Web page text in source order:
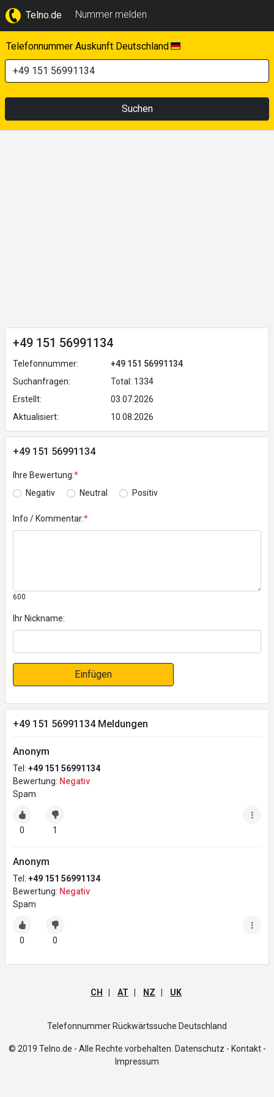
Telno.de Nummer melden
Telefonnummer Auskunft Deutschland
Suchen
+49 151 56991134
Telefonnummer:
+49 151 56991134
Suchanfragen:
Total: 1334
Erstellt:
03.07.2026
Aktualisiert:
10.08.2026
+49 151 56991134
Ihre Bewertung:*
Negativ
Neutral Positiv
Info / Kommentar:*
600
Ihr Nickname:
Einfügen
+49 151 56991134 Meldungen
Anonym
Tel: +49 151 56991134
Bewertung: Negativ
Spam
0 1
Anonym
Tel: +49 151 56991134
Bewertung: Negativ
Spam
0 0
CH AT NZ UK
Telefonnummer Rückwärtssuche Deutschland
© 2019 Telno.de - Alle Rechte vorbehalten. Datenschutz - Kontakt -
Impressum